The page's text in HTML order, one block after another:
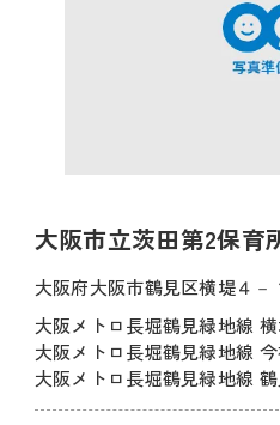
大阪市立茨田第2保育
大阪府大阪市鶴見区横堤４－
大阪メトロ長堀鶴見緑地線
大阪メトロ長堀鶴見緑地線
大阪メトロ長堀鶴見緑地線